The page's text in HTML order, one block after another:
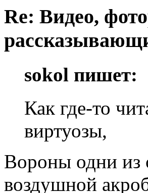
Re: Видео,
sokol пишет:
Как где-то
виртуозы,
Вороны одни из
воздушной